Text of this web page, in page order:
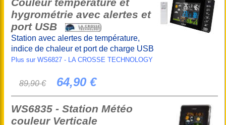
hygrométrie avec alertes et
port USB
Station avec alertes de température,
indice de chaleur et port de charge USB
Plus sur WS6827 - LA CROSSE TECHNOLOGY
89,90 € 64,90 €
WS6835 - Station Météo
couleur Verticale